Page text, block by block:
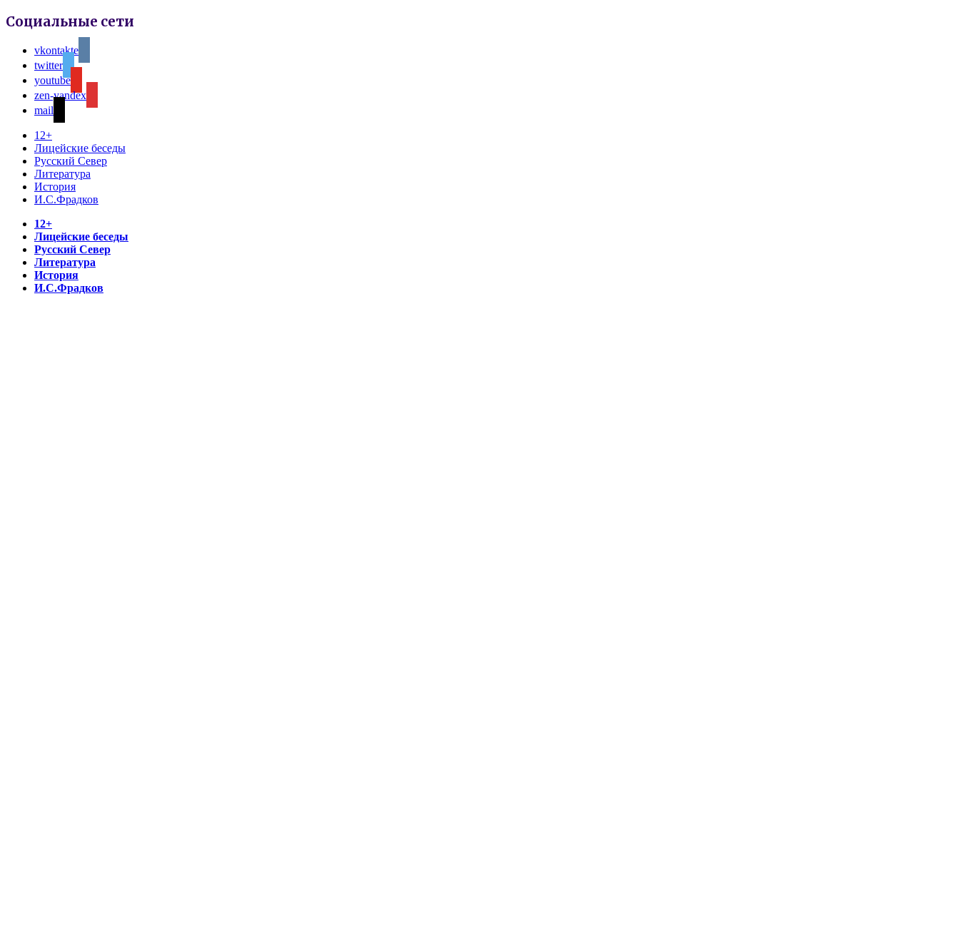
Социальные сети
vkontakte
twitter
youtube
zen-yandex
mail
12+
Лицейские беседы
Русский Север
Литература
История
И.С.Фрадков
12+
Лицейские беседы
Русский Север
Литература
История
И.С.Фрадков